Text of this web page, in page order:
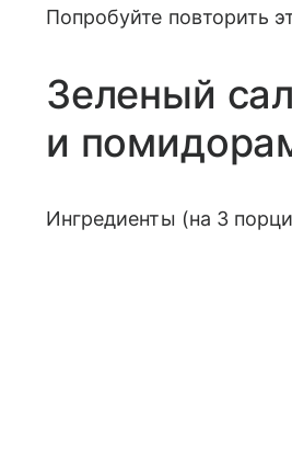
Попробуйте повторить
Зеленый
и
Ингредиенты (на 3